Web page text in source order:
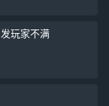
玩家不满